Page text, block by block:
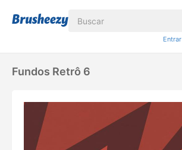
Entrar
Fundos Retrô 6